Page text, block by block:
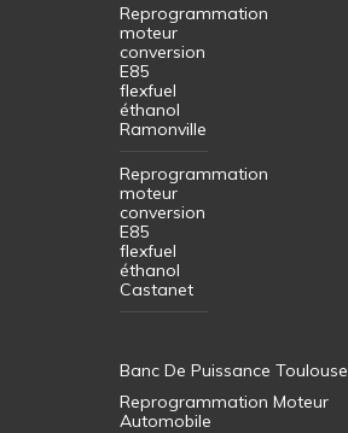
Reprogrammation
moteur
conversion
E85
flexfuel
éthanol
Ramonville
Reprogrammation
moteur
conversion
E85
flexfuel
éthanol
Castanet
Banc De Puissance Toulouse
Reprogrammation Moteur
Automobile